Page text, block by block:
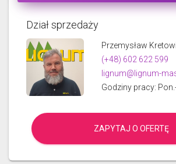
Dział sprzedaży
Przemysław
(+48) 602 622 599
lignum@lignum-
Godziny pracy:
ZAPYTAJ O OFERTĘ